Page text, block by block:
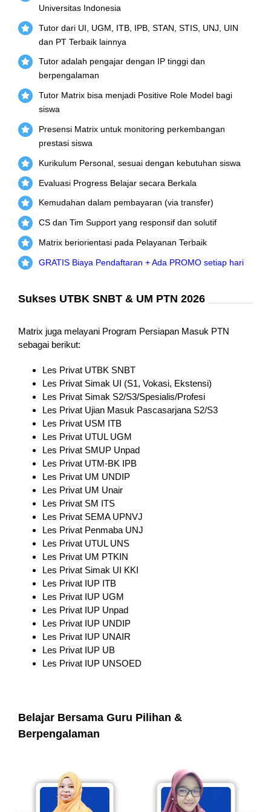
Universitas Indonesia
Tutor dari UI, UGM, ITB, IPB, STAN, STIS, UNJ, UIN
dan PT Terbaik lainnya
Tutor adalah pengajar dengan IP tinggi dan
berpengalaman
Tutor Matrix bisa menjadi Positive Role Model bagi
siswa
Presensi Matrix untuk monitoring perkembangan
prestasi siswa
Kurikulum Personal, sesuai dengan kebutuhan siswa
Evaluasi Progress Belajar secara Berkala
Kemudahan dalam pembayaran (via transfer)
CS dan Tim Support yang responsif dan solutif
Matrix beriorientasi pada Pelayanan Terbaik
GRATIS Biaya Pendaftaran + Ada PROMO setiap hari
Sukses UTBK SNBT & UM PTN 2026
Matrix juga melayani Program Persiapan Masuk PTN
sebagai berikut:
Les Privat UTBK SNBT
Les Privat Simak UI (S1, Vokasi, Ekstensi)
Les Privat Simak S2/S3/Spesialis/Profesi
Les Privat Ujian Masuk Pascasarjana S2/S3
Les Privat USM ITB
Les Privat UTUL UGM
Les Privat SMUP Unpad
Les Privat UTM-BK IPB
Les Privat UM UNDIP
Les Privat UM Unair
Les Privat SM ITS
Les Privat SEMA UPNVJ
Les Privat Penmaba UNJ
Les Privat UTUL UNS
Les Privat UM PTKIN
Les Privat Simak UI KKI
Les Privat IUP ITB
Les Privat IUP UGM
Les Privat IUP Unpad
Les Privat IUP UNDIP
Les Privat IUP UNAIR
Les Privat IUP UB
Les Privat IUP UNSOED
Belajar Bersama Guru Pilihan &
Berpengalaman